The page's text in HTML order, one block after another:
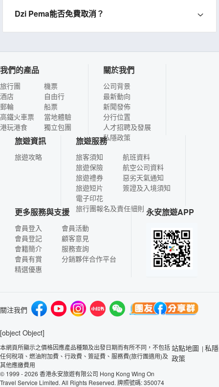
Dzi Pema能否免費取消？
我們的產品
旅行團
酒店
郵輪
高鐵火車票
港玩港食
機票
自由行
船票
當地體驗
獨立包團
關於我們
公司背景
最新動向
新聞發佈
分行位置
人才招聘及發展
私隱政策
旅遊資訊
旅遊攻略
旅遊服務
旅客須知
旅遊保險
旅遊禮券
旅遊短片
電子印花
航班資料
航空公司資料
惡劣天氣通知
簽證及入境須知
旅行團報名及責任細則
更多服務與支援
會員登入
會員登記
會籍簡介
會員有賞
精選優惠
會員活動
顧客意見
服務查詢
分銷夥伴合作平台
永安旅遊APP
關注我們
[object Object]
本網頁所顯示之價格因應產品種類及出發日期而有所不同，不包括
任何稅項、燃油附加費、行政費、簽証費、服務費(旅行團適用)及
其他應繳費用
© 1999 - 2026 香港永安旅遊有限公司 Hong Kong Wing On
Travel Service Limited. All Rights Reserved. 牌照號碼: 350074
站點地圖 | 私隱
政策